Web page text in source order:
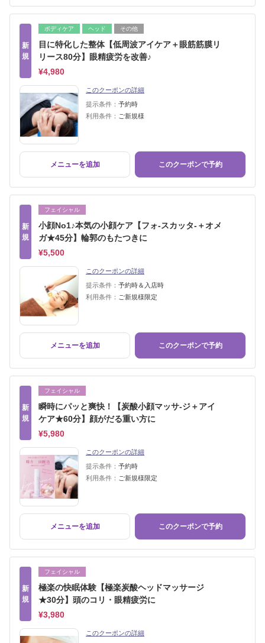
新
規
ボディケア ヘッド その他
目に特化した整体【低周波アイケア＋眼筋筋膜リ
リース80分】眼精疲労を改善♪
¥4,980
このクーポンの詳細
提示条件： 予約時
利用条件： ご新規様
メニューを追加 このクーポンで予約
新
規
フェイシャル
小顔No1♪本気の小顔ケア【フォ-スカッタ-＋オメ
ガ★45分】輪郭のもたつきに
¥5,500
このクーポンの詳細
提示条件： 予約時＆入店時
利用条件： ご新規様限定
メニューを追加 このクーポンで予約
新
規
フェイシャル
瞬時にパッと爽快！【炭酸小顔マッサ-ジ＋アイ
ケア★60分】顔がだる重い方に
¥5,980
このクーポンの詳細
提示条件： 予約時
利用条件： ご新規様限定
メニューを追加 このクーポンで予約
新
規
フェイシャル
極楽の快眠体験【極楽炭酸ヘッドマッサージ
★30分】頭のコリ・眼精疲労に
¥3,980
このクーポンの詳細